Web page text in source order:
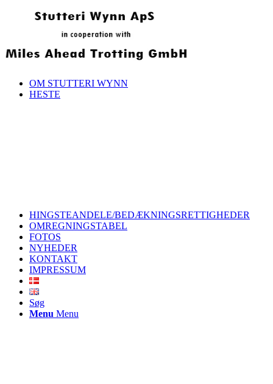
OM STUTTERI WYNN
HESTE
HINGSTEANDELE/BEDÆKNINGSRETTIGHEDER
OMREGNINGSTABEL
FOTOS
NYHEDER
KONTAKT
IMPRESSUM
Søg
Menu Menu